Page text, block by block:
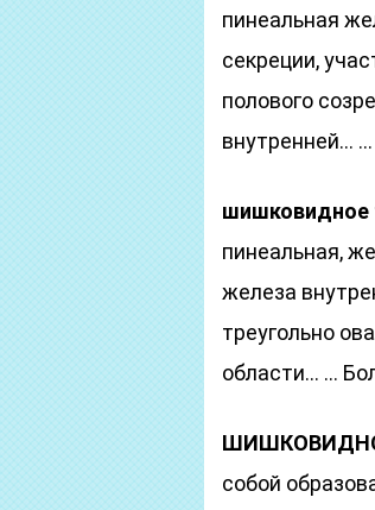
пинеальная
секреции,
полового
внутренней…
шишковидное
пинеальная,
железа
треугольно
области… …
собой